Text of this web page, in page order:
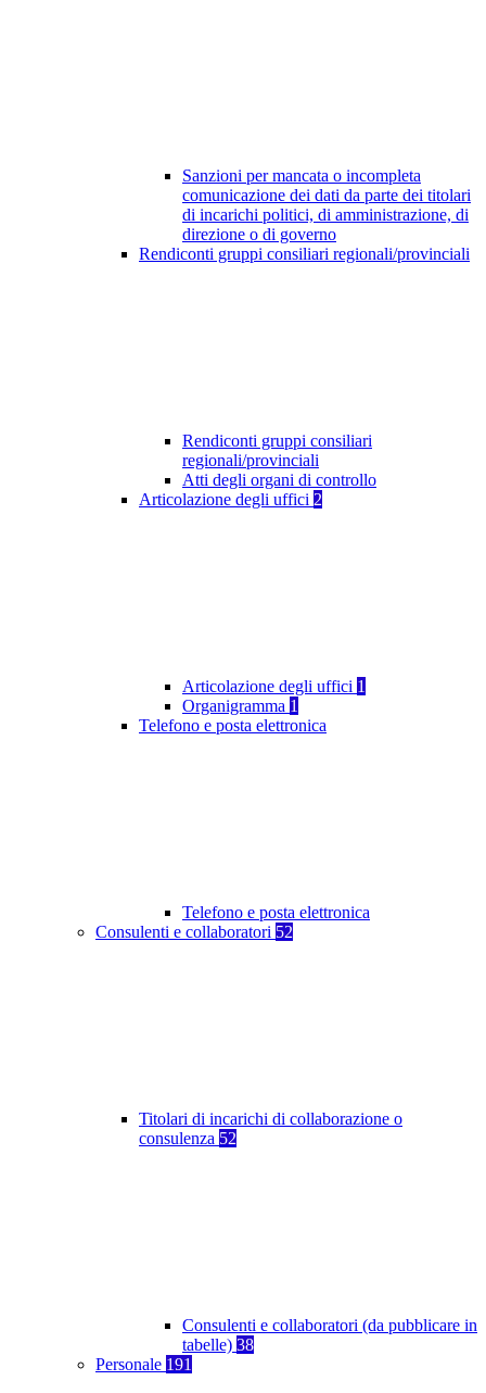
Sanzioni per mancata o incompleta
comunicazione dei dati da parte dei titolari
di incarichi politici, di amministrazione, di
direzione o di governo
Rendiconti gruppi consiliari regionali/provinciali
Rendiconti gruppi consiliari
regionali/provinciali
Atti degli organi di controllo
Articolazione degli uffici 2
Articolazione degli uffici 1
Organigramma 1
Telefono e posta elettronica
Telefono e posta elettronica
Consulenti e collaboratori 52
Titolari di incarichi di collaborazione o
consulenza 52
Consulenti e collaboratori (da pubblicare in
tabelle) 38
Personale 191